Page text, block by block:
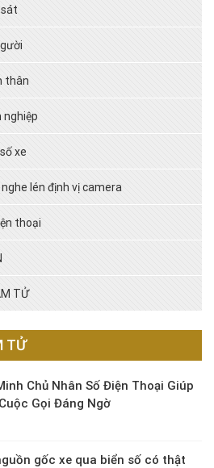
thân
nghiệp
xe
lén định vị camera
thoại
TỬ
TỬ
Chủ Nhân Số Điện Thoại Giúp
Gọi Đáng Ngờ
gốc xe qua biển số có thật